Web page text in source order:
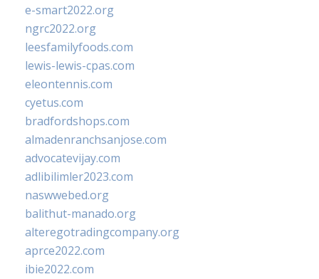
e-smart2022.org
ngrc2022.org
leesfamilyfoods.com
lewis-lewis-cpas.com
eleontennis.com
cyetus.com
bradfordshops.com
almadenranchsanjose.com
advocatevijay.com
adlibilimler2023.com
naswwebed.org
balithut-manado.org
alteregotradingcompany.org
aprce2022.com
ibie2022.com